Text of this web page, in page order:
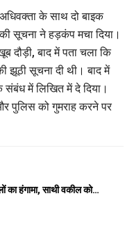
के साथ दो बाइक
सूचना ने हड़कंप मचा दिया।
दौड़ी, बाद में पता चला कि
झूठी सूचना दी थी। बाद में
में लिखित में दे दिया।
पुलिस को गुमराह करने पर
का हंगामा, साथी वकील को…